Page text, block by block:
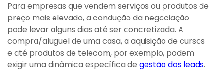
Para empresas que vendem serviços ou produtos de
preço mais elevado, a condução da negociação
pode levar alguns dias até ser concretizada. A
compra/aluguel de uma casa, a aquisição de cursos
e até produtos de telecom, por exemplo, podem
exigir uma dinâmica específica de gestão dos leads.